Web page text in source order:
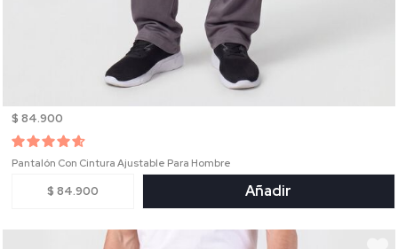
$ 84.900
Pantalón Con Cintura Ajustable Para Hombre
$ 84.900 Añadir